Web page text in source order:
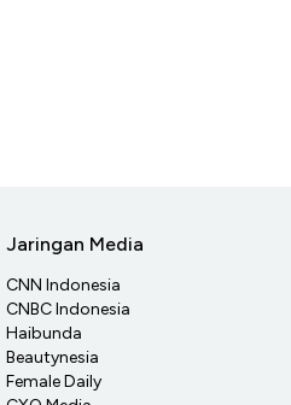
Jaringan Media
CNN Indonesia
CNBC Indonesia
Haibunda
Beautynesia
Female Daily